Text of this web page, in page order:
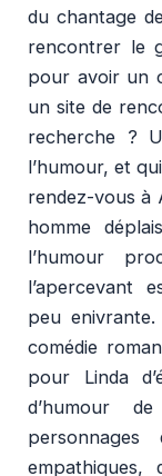
du chantage
rencontrer le
pour avoir un
un site de
recherche ?
l’humour, et
rendez-vous à
homme
l’humour
l’apercevant
peu
comédie
pour Linda
d’humour
personnages